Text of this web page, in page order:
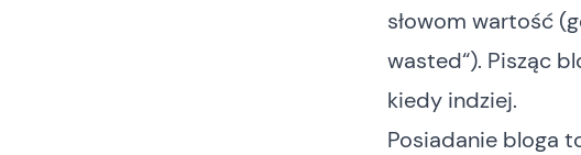
słowom wartość
wasted“). Pisząc
kiedy indziej.
Posiadanie bloga